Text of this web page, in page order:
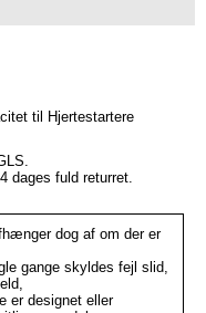
til Hjertestartere
dages fuld returret.
dog af om der er
gange skyldes fejl slid,
er designet eller